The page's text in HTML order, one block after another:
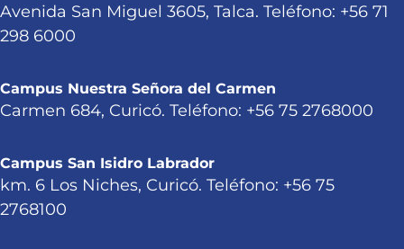
Avenida San Miguel 3605, Talca. Teléfono: +56 71
298 6000
Campus Nuestra Señora del Carmen
Carmen 684, Curicó. Teléfono: +56 75 2768000
Campus San Isidro Labrador
km. 6 Los Niches, Curicó. Teléfono: +56 75
2768100